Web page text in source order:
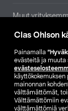
Clas Ohlson
Painamalla
evästeitä ja muuta
mainonnan
välttämättömät,
Välttämättömiin
välttämättömiä
Muut